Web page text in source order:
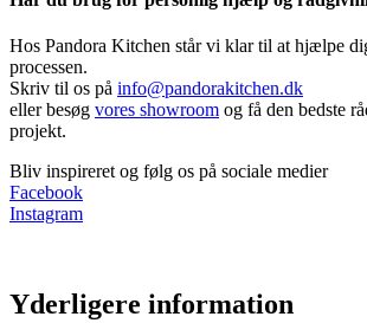
Hos Pandora Kitchen står vi klar til at hjælpe
processen.
Skriv til os på info@pandorakitchen.dk
eller besøg vores showroom og få den bedste
projekt.
Bliv inspireret og følg os på sociale medier
Facebook
Instagram
Yderligere information